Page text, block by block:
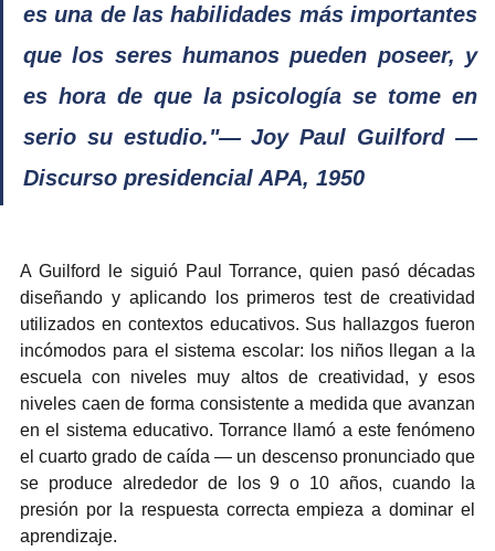
es una de las habilidades más importantes
que los seres humanos pueden poseer, y
es hora de que la psicología se tome en
serio su estudio."— Joy Paul Guilford —
Discurso presidencial APA, 1950
A Guilford le siguió Paul Torrance, quien pasó décadas
diseñando y aplicando los primeros test de creatividad
utilizados en contextos educativos. Sus hallazgos fueron
incómodos para el sistema escolar: los niños llegan a la
escuela con niveles muy altos de creatividad, y esos
niveles caen de forma consistente a medida que avanzan
en el sistema educativo. Torrance llamó a este fenómeno
el cuarto grado de caída — un descenso pronunciado que
se produce alrededor de los 9 o 10 años, cuando la
presión por la respuesta correcta empieza a dominar el
aprendizaje.